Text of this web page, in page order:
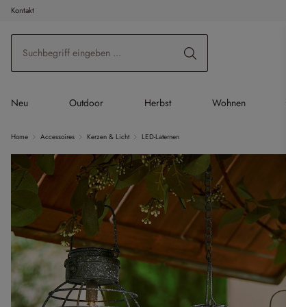
Hauptinhalt springen
Zur Suche springen
Zur Hauptnavigation springen
Kontakt
Neu Outdoor Herbst Wohnen
Home Accessoires Kerzen & Licht LED-Laternen